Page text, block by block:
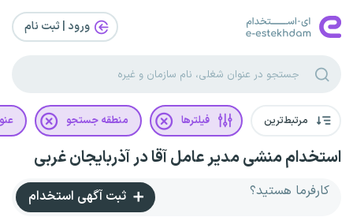
ورود | ثبت‌ نام
مرتبط‌ترین فیلترها منطقه جستجو
استخدام منشی مدیر عامل آقا در آذربایجان غربی
کارفرما هستید؟ ثبت آگهی استخدام